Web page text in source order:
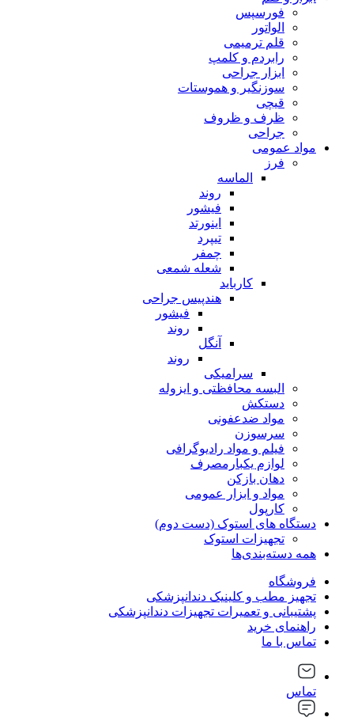
فورسپس
الواتور
قلم ترمیمی
رابردم و کلمپ
ابزار جراحی
سوزنگیر و هموستات
قیچی
ظرف و ظروف
جراحی
مواد عمومی
فرز
الماسه
روند
فیشور
اینورتد
تیپرد
چمفر
شعله شمعی
کارباید
هندپیس جراحی
فیشور
روند
آنگل
روند
سرامیکی
البسه محافظتی و ایزوله
دستکش
مواد ضدعفونی
سرسوزن
فیلم و مواد رادیوگرافی
لوازم یکبارمصرف
دهان بازکن
مواد و ابزار عمومی
کارپول
دستگاه های استوک (دست دوم)
تجهیزات استوک
همه دسته‌بندی‌ها
فروشگاه
تجهیز مطب و کلینیک دندانپزشکی
پشتیبانی و تعمیرات تجهیزات دندانپزشکی
راهنمای خرید
تماس با ما
تماس